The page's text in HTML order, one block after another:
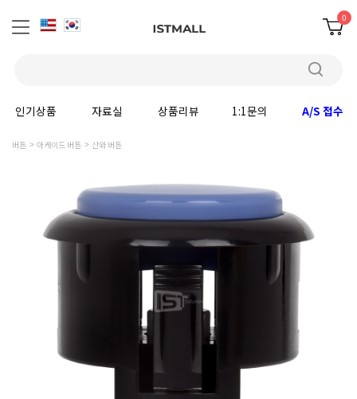
0
인기상품 자료실 상품리뷰 1:1문의 A/S 접수
버튼 아케이드 버튼 산와 버튼